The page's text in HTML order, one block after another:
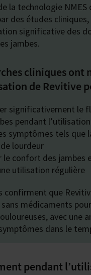
la technologie NMES
des études
significative des
jambes.
cliniques ont
de Revitive
significativement le
pendant l’utilisation
symptômes tels que
lourdeur
le confort des jambes
utilisation régulière
confirment que
médicaments
avec une
dans le
pendant